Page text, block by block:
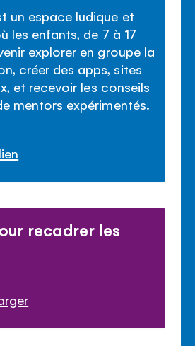
un espace ludique et
les enfants, de 7 à 17
explorer en groupe la
créer des apps, sites
et recevoir les conseils
mentors expérimentés.
recadrer les